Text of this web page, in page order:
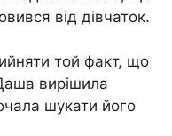
від дівчаток.
той факт, що
вирішила
шукати його